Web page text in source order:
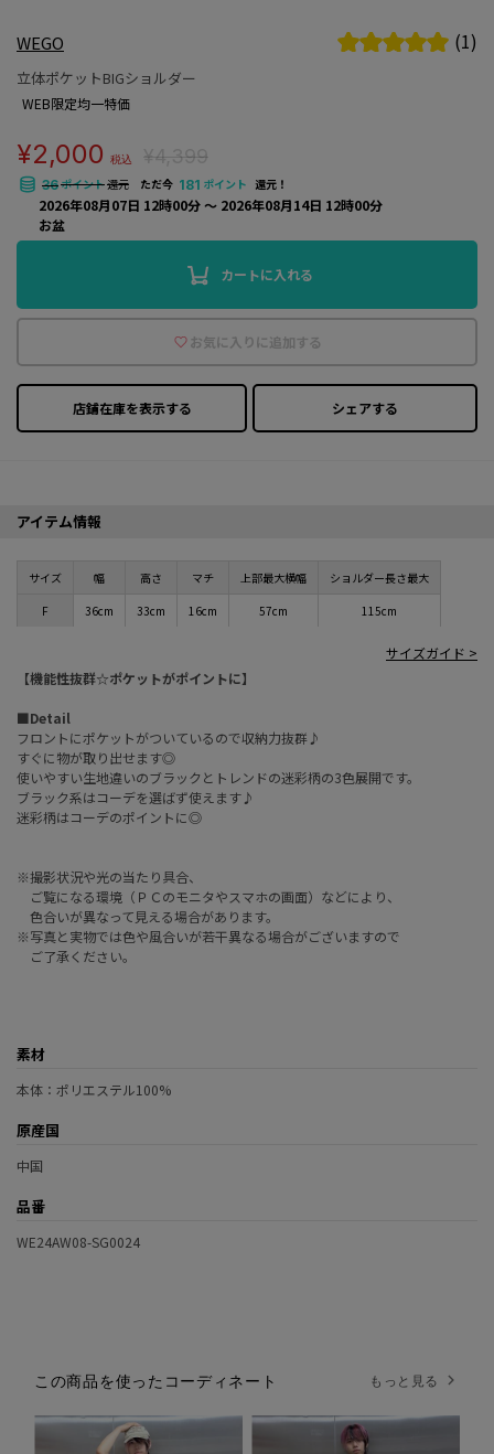
WEGO (1)
立体ポケットBIGショルダー
WEB限定均一特価
¥2,000 税込 ¥4,399
36ポイント還元 ただ今 181 ポイント 還元！
2026年08月07日 12時00分 〜 2026年08月14日 12時00分
お盆
カートに入れる
お気に入りに追加する
店鋪在庫を表示する シェアする
アイテム情報
【機能性抜群☆ポケットがポイントに】
■Detail
フロントにポケットがついているので収納力抜群♪
すぐに物が取り出せます◎
使いやすい生地違いのブラックとトレンドの迷彩柄の3色展開です。
ブラック系はコーデを選ばず使えます♪
迷彩柄はコーデのポイントに◎
※撮影状況や光の当たり具合、
ご覧になる環境（ＰＣのモニタやスマホの画面）などにより、
色合いが異なって見える場合があります。
※写真と実物では色や風合いが若干異なる場合がございますので
ご了承ください。
素材
本体：ポリエステル100%
原産国
中国
品番
WE24AW08-SG0024
サイズ 幅 高さ マチ 上部最大横幅
ショルダー長さ最大
F
36cm 33cm 16cm 57cm 115cm
サイズガイド >
この商品を使ったコーディネート もっと見る